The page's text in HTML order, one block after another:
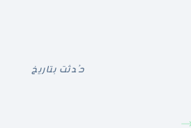
حُدثت بتاريخ